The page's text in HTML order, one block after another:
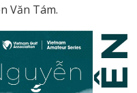
Văn Tám.